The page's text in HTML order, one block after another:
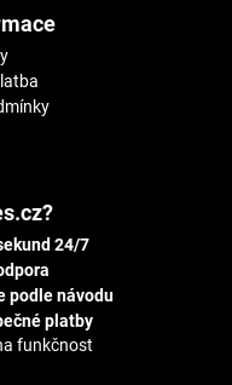
24/7
podle návodu
platby
funkčnost